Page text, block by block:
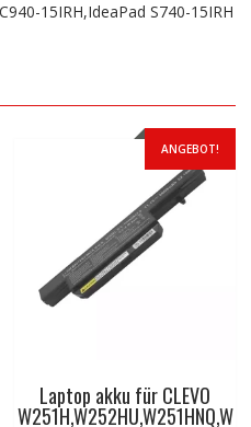
15IRH,IdeaPad S740-15IRH
ANGEBOT!
Laptop akku für CLEVO
W251H,W252HU,W251HNQ,W